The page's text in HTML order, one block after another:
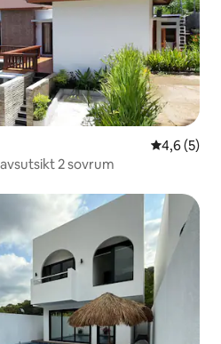
4,6 av 5 i
4,6 (5)
Milano Villa Labuan Bajo Havsutsikt 2 sovrum